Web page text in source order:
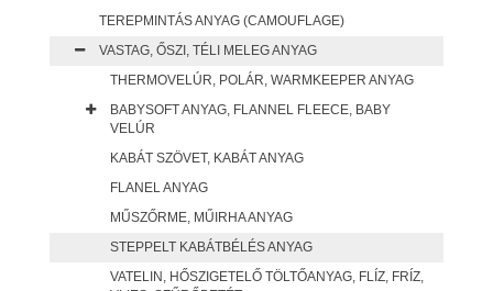
TEREPMINTÁS ANYAG (CAMOUFLAGE)
VASTAG, ŐSZI, TÉLI MELEG ANYAG
THERMOVELÚR, POLÁR, WARMKEEPER ANYAG
BABYSOFT ANYAG, FLANNEL FLEECE, BABY
VELÚR
KABÁT SZÖVET, KABÁT ANYAG
FLANEL ANYAG
MŰSZŐRME, MŰIRHA ANYAG
STEPPELT KABÁTBÉLÉS ANYAG
VATELIN, HŐSZIGETELŐ TÖLTŐANYAG, FLÍZ, FRÍZ,